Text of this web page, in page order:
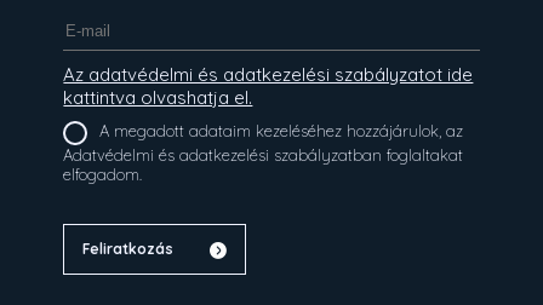
Az adatvédelmi és adatkezelési szabályzatot ide
kattintva olvashatja el.
A megadott adataim kezeléséhez hozzájárulok, az
Adatvédelmi és adatkezelési szabályzatban foglaltakat
elfogadom.
Feliratkozás